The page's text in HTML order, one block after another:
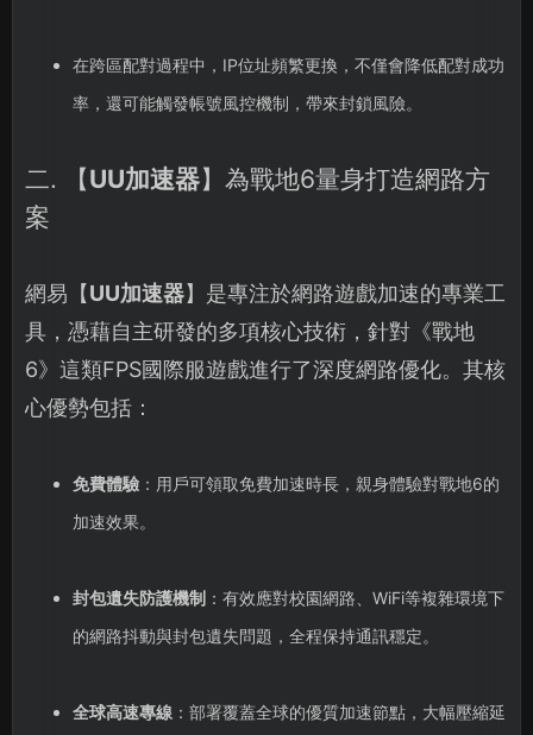
在跨區配對過程中，IP位址頻繁更換，不僅會降低配對成功
率，還可能觸發帳號風控機制，帶來封鎖風險。
二. 【UU加速器】為戰地6量身打造網路方
案
網易【UU加速器】是專注於網路遊戲加速的專業工
具，憑藉自主研發的多項核心技術，針對《戰地
6》這類FPS國際服遊戲進行了深度網路優化。其核
心優勢包括：
免費體驗：用戶可領取免費加速時長，親身體驗對戰地6的
加速效果。
封包遺失防護機制 ：有效應對校園網路、WiFi等複雜環境下
的網路抖動與封包遺失問題，全程保持通訊穩定。
全球高速專線：部署覆蓋全球的優質加速節點，大幅壓縮延